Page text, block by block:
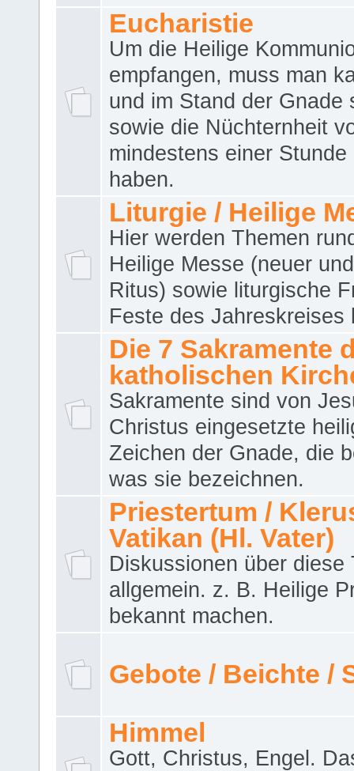
Eucharistie
Um die Heilige
empfangen, muss man
und im Stand der Gnade
sowie die Nüchternheit
mindestens einer Stunde
haben.
Liturgie / Heilige
Hier werden Themen
Heilige Messe (neuer
Ritus) sowie liturgische
Feste des Jahreskreises
Die 7 Sakramente
katholischen
Sakramente sind von
Christus eingesetzte
Zeichen der Gnade, die
was sie bezeichnen.
Priestertum /
Vatikan (Hl. Vater)
Diskussionen über diese
allgemein. z. B. Heilige
bekannt machen.
Gebote / Beichte /
Himmel
Gott, Christus, Engel.